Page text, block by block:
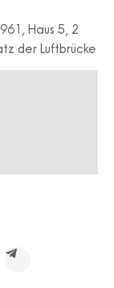
Haus 5, 2
der Luftbrücke